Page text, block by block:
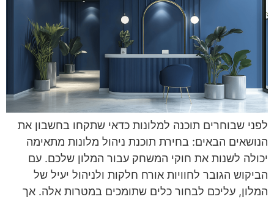
לפני שבוחרים תוכנה למלונות כדאי שתקחו בחשבון את
הנושאים הבאים: בחירת תוכנת ניהול מלונות מתאימה
יכולה לשנות את חוקי המשחק עבור המלון שלכם. עם
הביקוש הגובר לחוויות אורח חלקות ולניהול יעיל של
המלון, עליכם לבחור כלים שתומכים במטרות אלה. אך